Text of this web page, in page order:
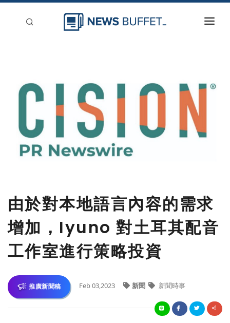
登入
由於對本地語言內容的需求
增加，Iyuno 對土耳其配音
工作室進行策略投資
推廣新聞稿 Feb 03,2023 新聞 新聞時事